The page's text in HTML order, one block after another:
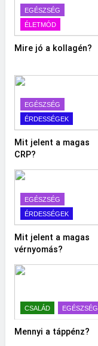
EGÉSZSÉG
ÉLETMÓD
Mire jó a kollagén?
EGÉSZSÉG
ÉRDESSÉGEK
Mit jelent a magas
CRP?
EGÉSZSÉG
ÉRDESSÉGEK
Mit jelent a magas
vérnyomás?
CSALÁD EGÉSZSÉG
Mennyi a táppénz?